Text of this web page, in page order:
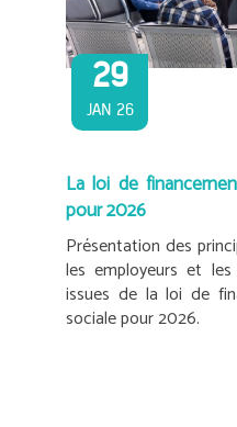
29
JAN 26
La loi de
pour 2026
Présentation des
les employeurs et les
issues de la loi de
sociale pour 2026.